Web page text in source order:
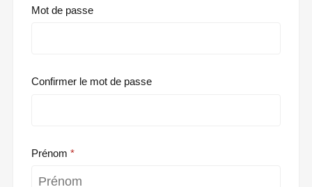
Mot de passe
Confirmer le mot de passe
Prénom